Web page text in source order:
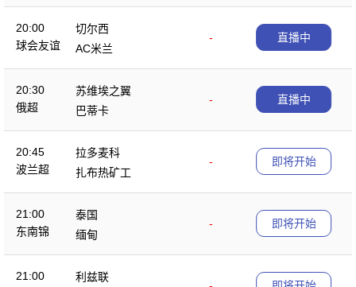
20:00
球会友谊
切尔西
-
AC米兰
直播中
20:30
俄超
苏维埃之翼
-
巴蒂卡
直播中
20:45
波兰超
拉多麦科
-
扎布热矿工
即将开始
21:00
东南锦
泰国
-
缅甸
即将开始
21:00
利兹联